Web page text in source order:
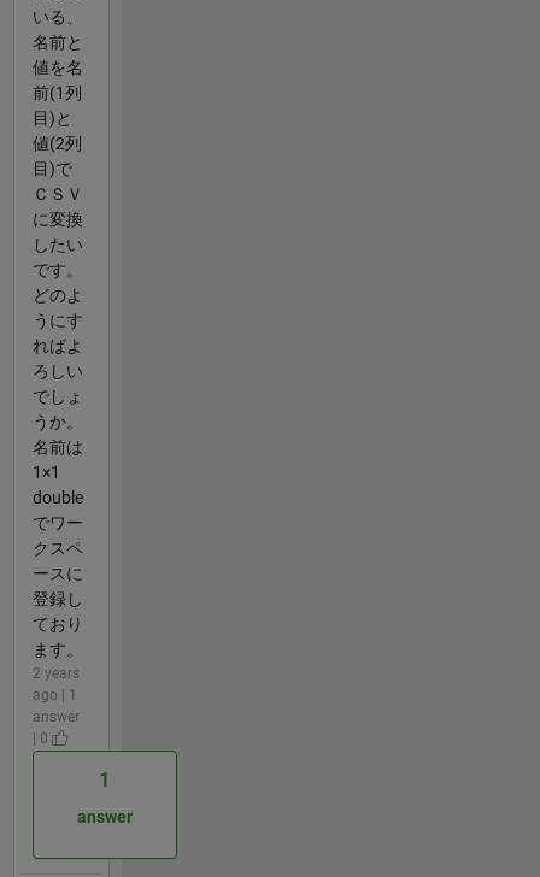
いる、
名前と
値を名
前(1列
目)と
値(2列
目)で
ＣＳＶ
に変換
したい
です。
どのよ
うにす
ればよ
ろしい
でしょ
うか。
名前は
1×1
double
でワー
クスペ
ースに
登録し
ており
ます。
2 years
ago | 1
answer
| 0
1
answer